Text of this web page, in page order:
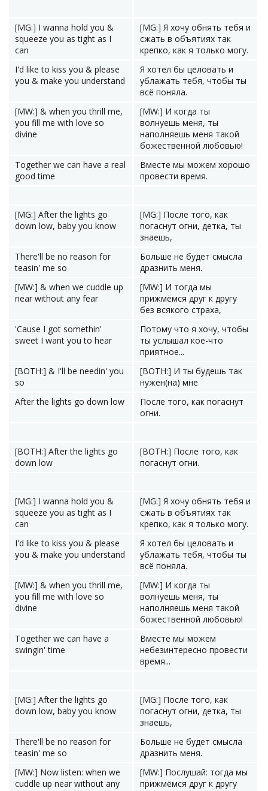
[MG:] I wanna hold you &
squeeze you as tight as I
can
[MG:] Я хочу обнять тебя и
сжать в объятиях так
крепко, как я только могу.
I'd like to kiss you & please
you & make you understand
Я хотел бы целовать и
ублажать тебя, чтобы ты
всё поняла.
[MW:] & when you thrill me,
you fill me with love so
divine
[MW:] И когда ты
волнуешь меня, ты
наполняешь меня такой
божественной любовью!
Together we can have a real
good time
Вместе мы можем хорошо
провести время.
[MG:] After the lights go
down low, baby you know
[MG:] После того, как
погаснут огни, детка, ты
знаешь,
There'll be no reason for
teasin' me so
Больше не будет смысла
дразнить меня.
[MW:] & when we cuddle up
near without any fear
[MW:] И тогда мы
прижмёмся друг к другу
без всякого страха,
'Cause I got somethin'
sweet I want you to hear
Потому что я хочу, чтобы
ты услышал кое-что
приятное...
[BOTH:] & I'll be needin' you
so
[BOTH:] И ты будешь так
нужен(на) мне
After the lights go down low
После того, как погаснут
огни.
[BOTH:] After the lights go
down low
[BOTH:] После того, как
погаснут огни.
[MG:] I wanna hold you &
squeeze you as tight as I
can
[MG:] Я хочу обнять тебя и
сжать в объятиях так
крепко, как я только могу.
I'd like to kiss you & please
you & make you understand
Я хотел бы целовать и
ублажать тебя, чтобы ты
всё поняла.
[MW:] & when you thrill me,
you fill me with love so
divine
[MW:] И когда ты
волнуешь меня, ты
наполняешь меня такой
божественной любовью!
Together we can have a
swingin' time
Вместе мы можем
небезинтересно провести
время...
[MG:] After the lights go
down low, baby you know
[MG:] После того, как
погаснут огни, детка, ты
знаешь,
There'll be no reason for
teasin' me so
Больше не будет смысла
дразнить меня.
[MW:] Now listen: when we
cuddle up near without any
[MW:] Послушай: тогда мы
прижмёмся друг к другу